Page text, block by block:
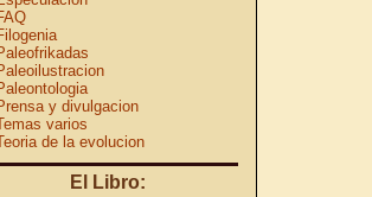
y divulgacion
varios
de la evolucion
El Libro: